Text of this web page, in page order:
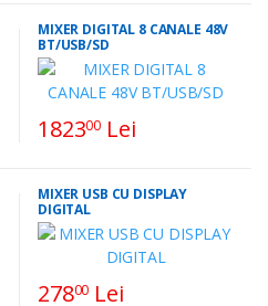
MIXER DIGITAL 8 CANALE 48V
BT/USB/SD
182300 Lei
MIXER USB CU DISPLAY
DIGITAL
27800 Lei